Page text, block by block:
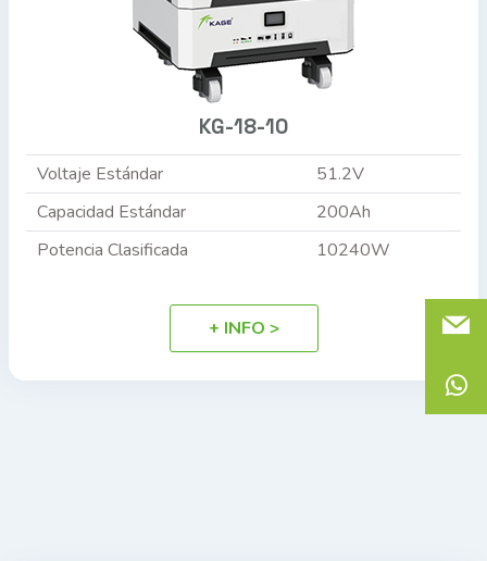
KG-18-10
Voltaje Estándar
51.2V
Capacidad Estándar
200Ah
Potencia Clasificada
10240W
+ INFO >